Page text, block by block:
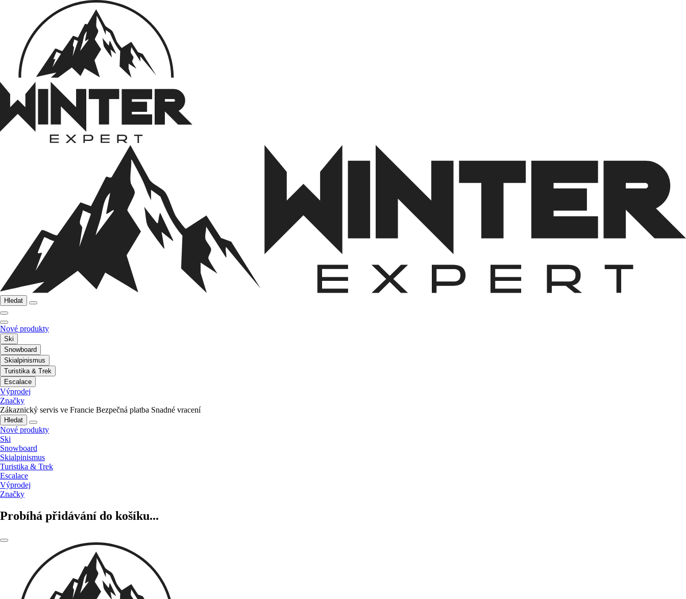
Hledat
Nové produkty
Ski
Snowboard
Skialpinismus
Turistika & Trek
Escalace
Výprodej
Značky
Zákaznický servis ve Francie Bezpečná platba Snadné vracení
Hledat
Nové produkty
Ski
Snowboard
Skialpinismus
Turistika & Trek
Escalace
Výprodej
Značky
Probíhá přidávání do košíku...